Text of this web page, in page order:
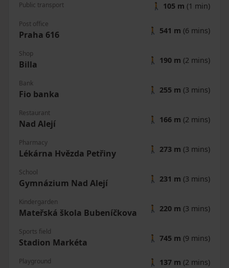
Public transport 🚶 105 m (1 min)
Post office
Praha 616 🚶 541 m (6 mins)
Shop
Billa 🚶 190 m (2 mins)
Bank
Fio banka 🚶 255 m (3 mins)
Restaurant
Nad Alejí 🚶 166 m (2 mins)
Pharmacy
Lékárna Hvězda Petřiny 🚶 273 m (3 mins)
School
Gymnázium Nad Alejí 🚶 231 m (3 mins)
Kindergarden
Mateřská škola Bubeníčkova 🚶 220 m (3 mins)
Sports field
Stadion Markéta 🚶 745 m (9 mins)
Playground 🚶 137 m (2 mins)